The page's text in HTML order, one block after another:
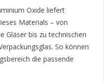
Oxide liefert
Materials – von
Gläser bis zu technischen
So können
die passende